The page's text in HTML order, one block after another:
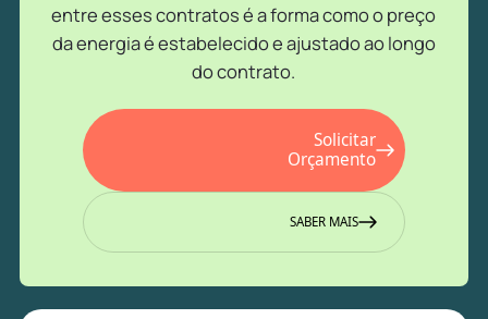
entre esses contratos é a forma como o preço
da energia é estabelecido e ajustado ao longo
do contrato.
Solicitar
Orçamento
SABER MAIS